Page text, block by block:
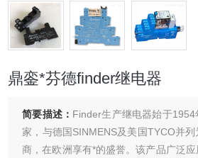
鼎銮*芬德finder继电器
简要描述： Finder生产继电器始于
家，与德国SINMENS及美国TYCO并
商，在欧洲享有*的盛誉。该产品广泛